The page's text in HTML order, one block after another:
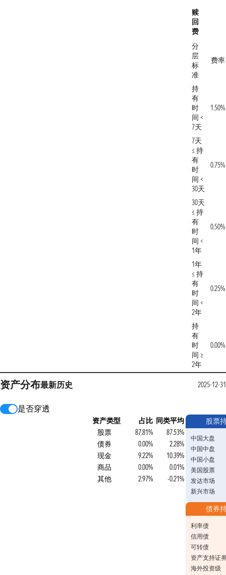
赎
回
费
分
层
标
准
费率
持
有
时
间 <
7天
1.50%
7天
≤ 持
有
时
间 <
30天
0.75%
30天
≤ 持
有
时
间 <
1年
0.50%
1年
≤ 持
有
时
间 <
2年
0.25%
持
有
时
间 ≥
2年
0.00%
资产分布最新历史 2025-12-31
是否穿透
资产类型 占比 同类平均
股票
87.81%
87.53%
债券
0.00%
2.28%
现金
9.22%
10.39%
商品
0.00%
0.01%
其他
2.97% -0.21%
股票
中国大盘
中国中盘
中国小盘
美国股票
发达市场
新兴市场
债券
利率债
信用债
可转债
资产支持证
海外投资级